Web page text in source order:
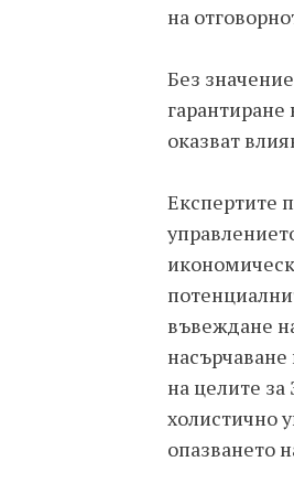
на
Без
оказват
Експертите
въвеждане
насърчаване
на целите за
холистично
опазването